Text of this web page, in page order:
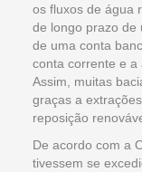
os fluxos de água
de longo prazo de
de uma conta
conta corrente e a
Assim, muitas
graças a
reposição
De acordo com a
tivessem se